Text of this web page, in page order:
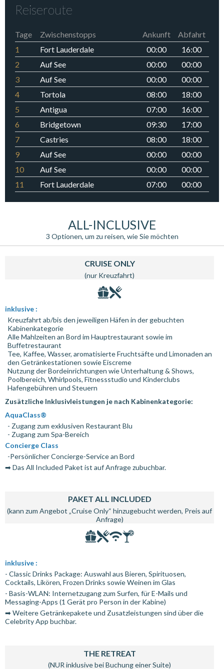
Reiseroute
Tage Zwischenstopps Ankunft
Abfahrt
1
Fort Lauderdale 00:00
16:00
2
Auf See 00:00
00:00
3
Auf See 00:00
00:00
4
Tortola 08:00
18:00
5
Antigua 07:00
16:00
6
Bridgetown 09:30
17:00
7
Castries 08:00
18:00
9
Auf See 00:00
00:00
10
Auf See 00:00
00:00
11
Fort Lauderdale 07:00 00:00
ALL-INCLUSIVE
3 Optionen, um zu reisen, wie Sie möchten
CRUISE ONLY
(nur Kreuzfahrt)
inklusive :
Kreuzfahrt ab/bis den jeweiligen Häfen in der gebuchten
Kabinenkategorie
Alle Mahlzeiten an Bord im Hauptrestaurant sowie im
Buffetrestaurant
Tee, Kaffee, Wasser, aromatisierte Fruchtsäfte und Limonaden an
den Getränkestationen sowie Eiscreme
Nutzung der Bordeinrichtungen wie Unterhaltung & Shows,
Poolbereich, Whirlpools, Fitnessstudio und Kinderclubs
Hafengebühren und Steuern
Zusätzliche Inklusivleistungen je nach Kabinenkategorie:
AquaClass®
- Zugang zum exklusiven Restaurant Blu
- Zugang zum Spa-Bereich
Concierge Class
-Persönlicher Concierge-Service an Bord
➡ Das All Included Paket ist auf Anfrage zubuchbar.
PAKET ALL INCLUDED
(kann zum Angebot „Cruise Only“ hinzugebucht werden, Preis auf
Anfrage)
inklusive :
- Classic Drinks Package: Auswahl aus Bieren, Spirituosen,
Cocktails, Likören, Frozen Drinks sowie Weinen im Glas
- Basis-WLAN: Internetzugang zum Surfen, für E-Mails und
Messaging-Apps (1 Gerät pro Person in der Kabine)
➡ Weitere Getränkepakete und Zusatzleistungen sind über die
Celebrity App buchbar.
THE RETREAT
(NUR inklusive bei Buchung einer Suite)